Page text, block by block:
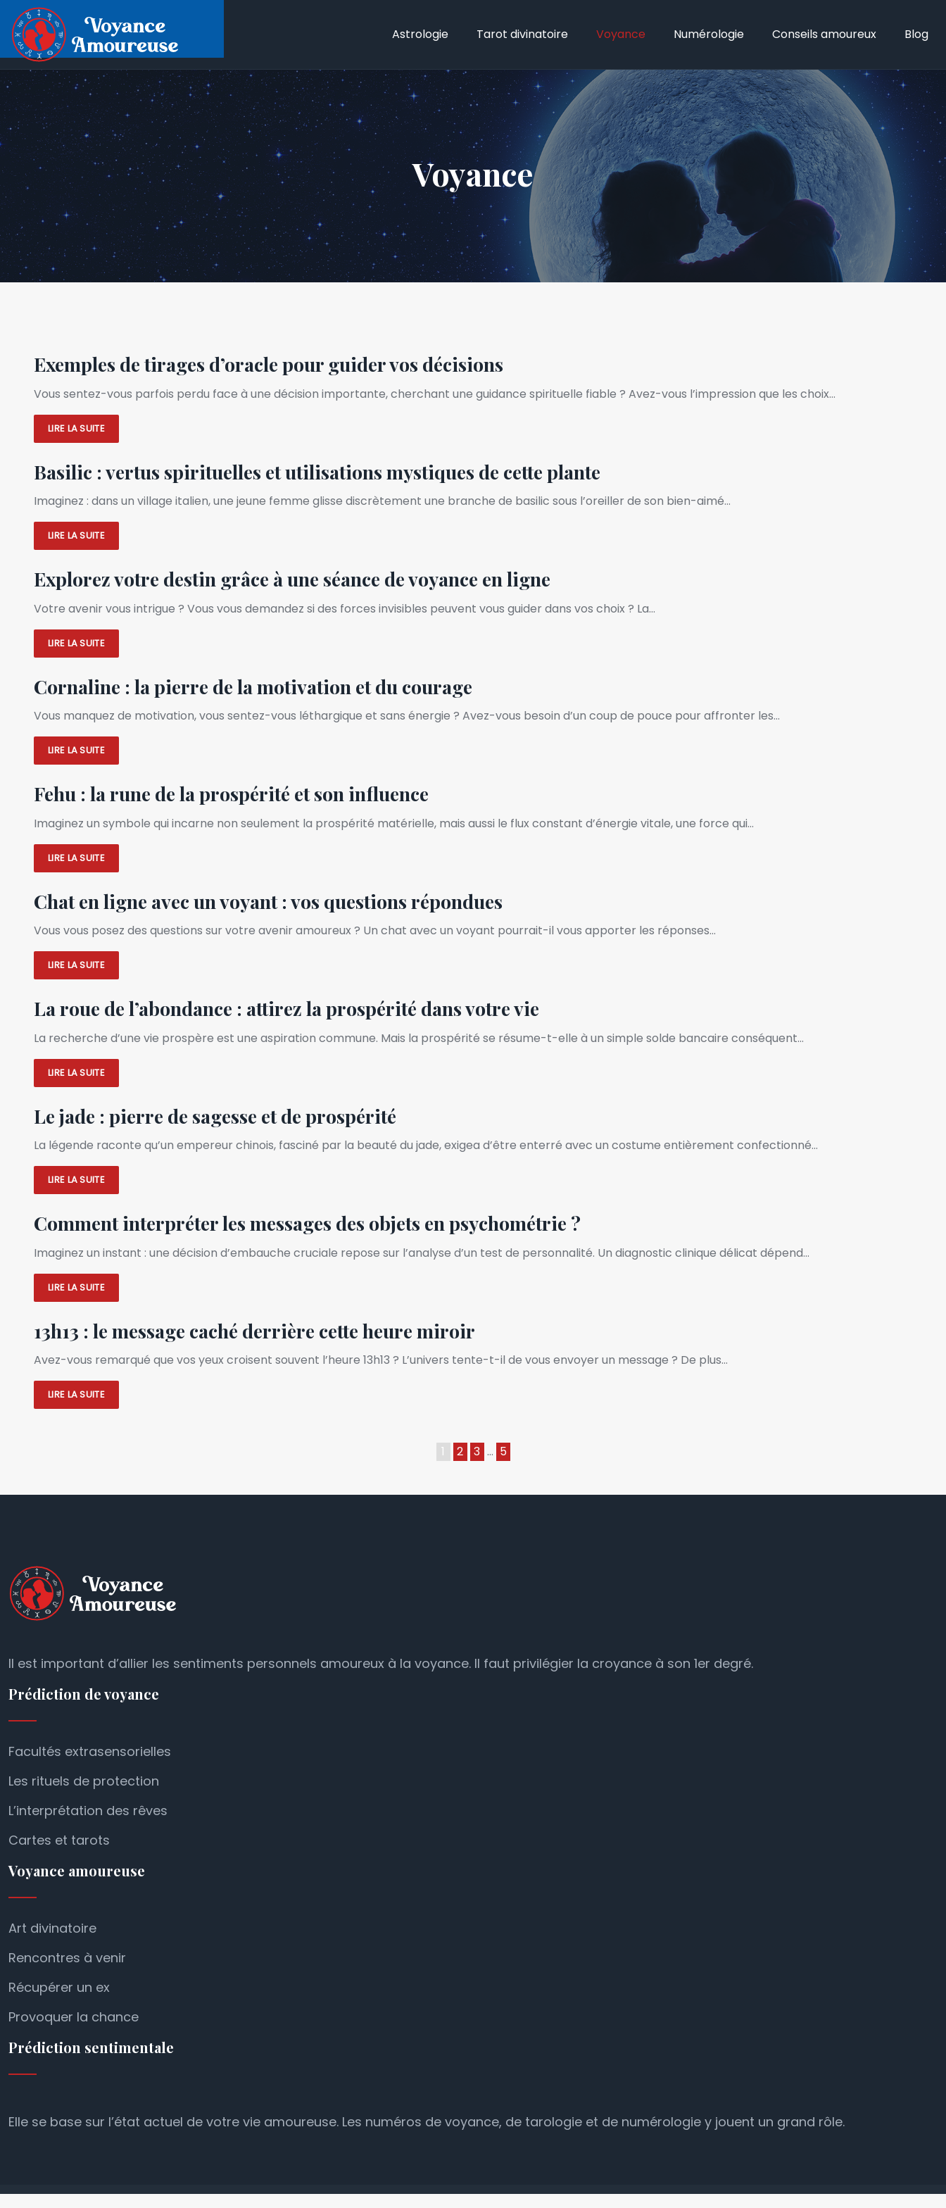
Astrologie Tarot divinatoire Voyance Numérologie Conseils amoureux Blog
Voyance
Exemples de tirages d’oracle pour guider vos décisions
Vous sentez-vous parfois perdu face à une décision importante, cherchant une guidance spirituelle fiable ? Avez-vous l’impression que les choix…
LIRE LA SUITE
Basilic : vertus spirituelles et utilisations mystiques de cette plante
Imaginez : dans un village italien, une jeune femme glisse discrètement une branche de basilic sous l’oreiller de son bien-aimé…
LIRE LA SUITE
Explorez votre destin grâce à une séance de voyance en ligne
Votre avenir vous intrigue ? Vous vous demandez si des forces invisibles peuvent vous guider dans vos choix ? La…
LIRE LA SUITE
Cornaline : la pierre de la motivation et du courage
Vous manquez de motivation, vous sentez-vous léthargique et sans énergie ? Avez-vous besoin d’un coup de pouce pour affronter les…
LIRE LA SUITE
Fehu : la rune de la prospérité et son influence
Imaginez un symbole qui incarne non seulement la prospérité matérielle, mais aussi le flux constant d’énergie vitale, une force qui…
LIRE LA SUITE
Chat en ligne avec un voyant : vos questions répondues
Vous vous posez des questions sur votre avenir amoureux ? Un chat avec un voyant pourrait-il vous apporter les réponses…
LIRE LA SUITE
La roue de l’abondance : attirez la prospérité dans votre vie
La recherche d’une vie prospère est une aspiration commune. Mais la prospérité se résume-t-elle à un simple solde bancaire conséquent…
LIRE LA SUITE
Le jade : pierre de sagesse et de prospérité
La légende raconte qu’un empereur chinois, fasciné par la beauté du jade, exigea d’être enterré avec un costume entièrement confectionné…
LIRE LA SUITE
Comment interpréter les messages des objets en psychométrie ?
Imaginez un instant : une décision d’embauche cruciale repose sur l’analyse d’un test de personnalité. Un diagnostic clinique délicat dépend…
LIRE LA SUITE
13h13 : le message caché derrière cette heure miroir
Avez-vous remarqué que vos yeux croisent souvent l’heure 13h13 ? L’univers tente-t-il de vous envoyer un message ? De plus…
LIRE LA SUITE
1 2 3 … 5
Il est important d’allier les sentiments personnels amoureux à la voyance. Il faut privilégier la croyance à son 1er degré.
Prédiction de voyance
Facultés extrasensorielles
Les rituels de protection
L’interprétation des rêves
Cartes et tarots
Voyance amoureuse
Art divinatoire
Rencontres à venir
Récupérer un ex
Provoquer la chance
Prédiction sentimentale
Elle se base sur l’état actuel de votre vie amoureuse. Les numéros de voyance, de tarologie et de numérologie y jouent un grand rôle.